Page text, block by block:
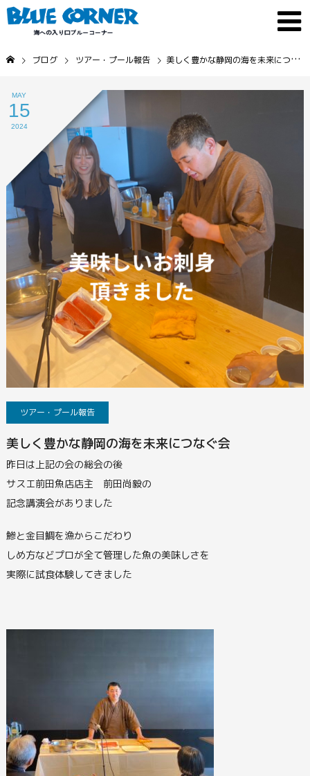
ブログ ツアー・プール報告 美しく豊かな静岡の海を未来につなぐ会
MAY
15
2024
ツアー・プール報告
美しく豊かな静岡の海を未来につなぐ会
昨日は上記の会の総会の後
サスエ前田魚店店主 前田尚毅の
記念講演会がありました
鯵と金目鯛を漁からこだわり
しめ方などプロが全て管理した魚の美味しさを
実際に試食体験してきました